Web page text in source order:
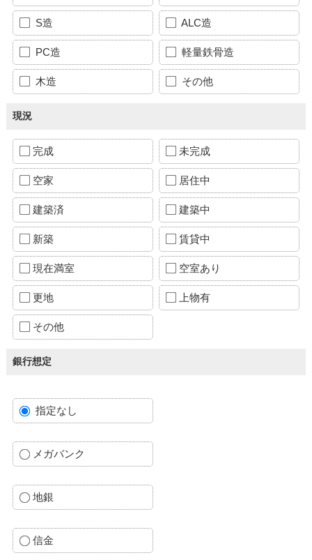
S造 ALC造
PC造 軽量鉄骨造
木造 その他
現況
完成 未完成
空家 居住中
建築済 建築中
新築 賃貸中
現在満室 空室あり
更地 上物有
その他
銀行想定
指定なし
メガバンク
地銀
信金